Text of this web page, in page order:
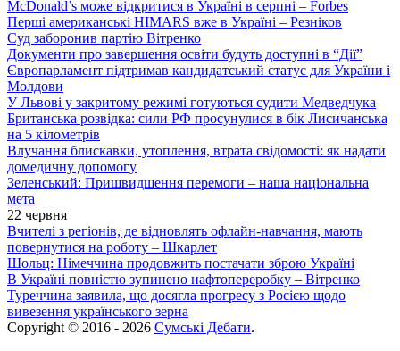
McDonald’s може відкритися в Україні в серпні – Forbes
Перші американські HIMARS вже в Україні – Резніков
Суд заборонив партію Вітренко
Документи про завершення освіти будуть доступні в “Дії”
Європарламент підтримав кандидатський статус для України і
Молдови
У Львові у закритому режимі готуються судити Медведчука
Британська розвідка: сили РФ просунулися в бік Лисичанська
на 5 кілометрів
Влучання блискавки, утоплення, втрата свідомості: як надати
домедичну допомогу
Зеленський: Пришвидшення перемоги – наша національна
мета
22 червня
Вчителі з регіонів, де відновлять офлайн-навчання, мають
повернутися на роботу – Шкарлет
Шольц: Німеччина продовжить постачати зброю Україні
В Україні повністю зупинено нафтопереробку – Вітренко
Туреччина заявила, що досягла прогресу з Росією щодо
вивезення українського зерна
Copyright © 2016 - 2026 Сумські Дебати.